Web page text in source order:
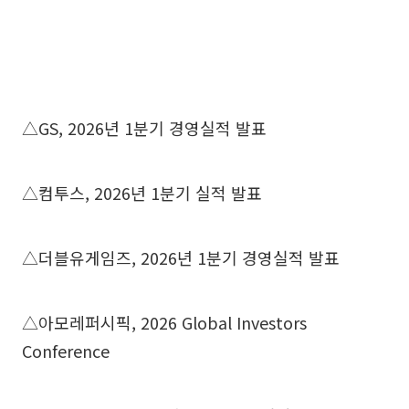
△GS, 2026년 1분기 경영실적 발표
△컴투스, 2026년 1분기 실적 발표
△더블유게임즈, 2026년 1분기 경영실적 발표
△아모레퍼시픽, 2026 Global Investors
Conference